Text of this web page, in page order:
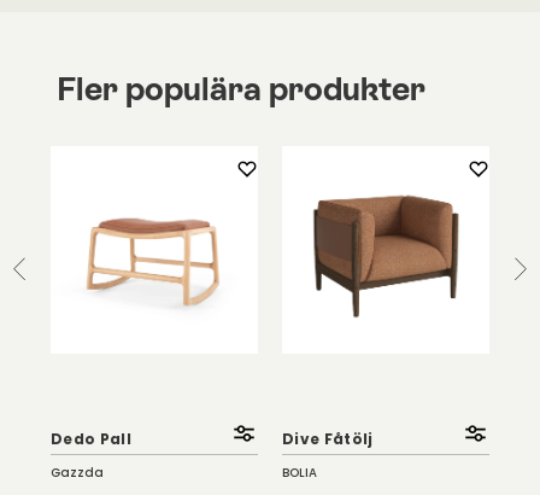
Fler populära produkter
Dedo Pall
Gazzda
Dive Fåtölj
BOLIA